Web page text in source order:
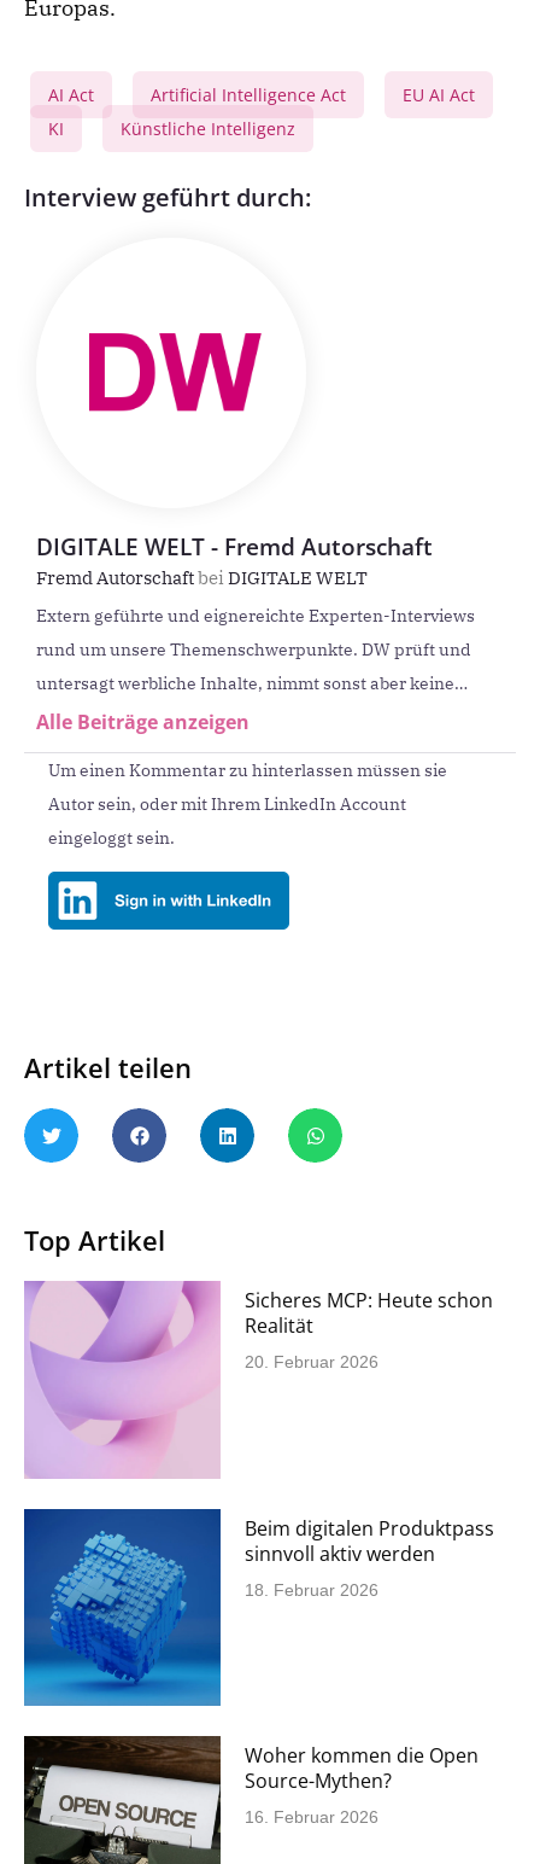
Europas.
AI Act Artificial Intelligence Act EU AI Act
KI Künstliche Intelligenz
Interview geführt durch:
DIGITALE WELT - Fremd Autorschaft
Fremd AutorschaftbeiDIGITALE WELT
Extern geführte und eignereichte Experten-Interviews
rund um unsere Themenschwerpunkte. DW prüft und
untersagt werbliche Inhalte, nimmt sonst aber keine
redaktionellen Korrekturen oder Eingriffe vor.
Alle Beiträge anzeigen
Um einen Kommentar zu hinterlassen müssen sie
Autor sein, oder mit Ihrem LinkedIn Account
eingeloggt sein.
Artikel teilen
Top Artikel
Sicheres MCP: Heute schon
Realität
20. Februar 2026
Beim digitalen Produktpass
sinnvoll aktiv werden
18. Februar 2026
Woher kommen die Open
Source-Mythen?
16. Februar 2026